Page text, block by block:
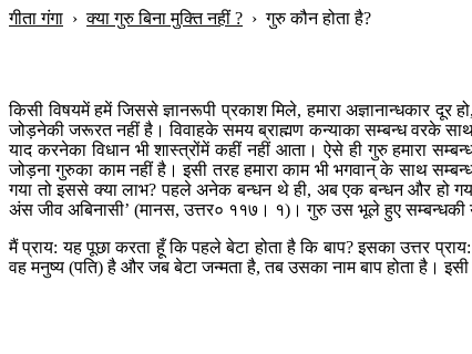
गीता गंगा ›क्या गुरु बिना मुक्ति नहीं ? ›गुरु कौन होता है?
किसी विषयमें हमें जिससे ज्ञानरूपी प्रकाश मिले, हमारा अज्ञानान्धकार दूर
जोड़नेकी जरूरत नहीं है। विवाहके समय ब्राह्मण कन्याका सम्बन्ध वरके
याद करनेका विधान भी शास्त्रोंमें कहीं नहीं आता। ऐसे ही गुरु हमारा
जोड़ना गुरुका काम नहीं है। इसी तरह हमारा काम भी भगवान् के साथ
गया तो इससे क्या लाभ? पहले अनेक बन्धन थे ही, अब एक बन्धन और हो
अंस जीव अबिनासी’ (मानस, उत्तर० ११७। १)। गुरु उस भूले हुए सम्बन्धकी
मैं प्राय: यह पूछा करता हूँ कि पहले बेटा होता है कि बाप? इसका उत्तर
वह मनुष्य (पति) है और जब बेटा जन्मता है, तब उसका नाम बाप होता है। इसी